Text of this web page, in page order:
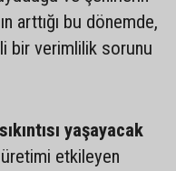
arttığı bu dönemde,
bir verimlilik sorunu
yaşayacak
üretimi etkileyen